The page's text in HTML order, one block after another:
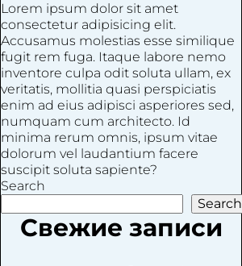
Lorem ipsum dolor sit amet
consectetur adipisicing elit.
Accusamus molestias esse similique
fugit rem fuga. Itaque labore nemo
inventore culpa odit soluta ullam, ex
veritatis, mollitia quasi perspiciatis
enim ad eius adipisci asperiores sed,
numquam cum architecto. Id
minima rerum omnis, ipsum vitae
dolorum vel laudantium facere
suscipit soluta sapiente?
Search
Search
Свежие записи